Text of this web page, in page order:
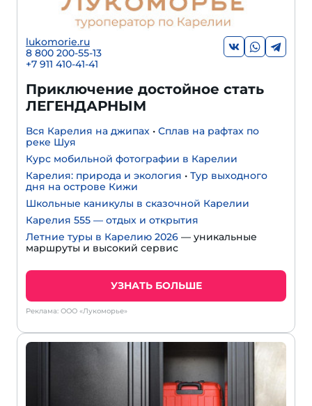
lukomorie.ru
8 800 200-55-13
+7 911 410-41-41
Приключение достойное стать
ЛЕГЕНДАРНЫМ
Вся Карелия на джипах • Сплав на рафтах по
реке Шуя
Курс мобильной фотографии в Карелии
Карелия: природа и экология • Тур выходного
дня на острове Кижи
Школьные каникулы в сказочной Карелии
Карелия 555 — отдых и открытия
Летние туры в Карелию 2026 — уникальные
маршруты и высокий сервис
УЗНАТЬ БОЛЬШЕ
Реклама: ООО «Лукоморье»